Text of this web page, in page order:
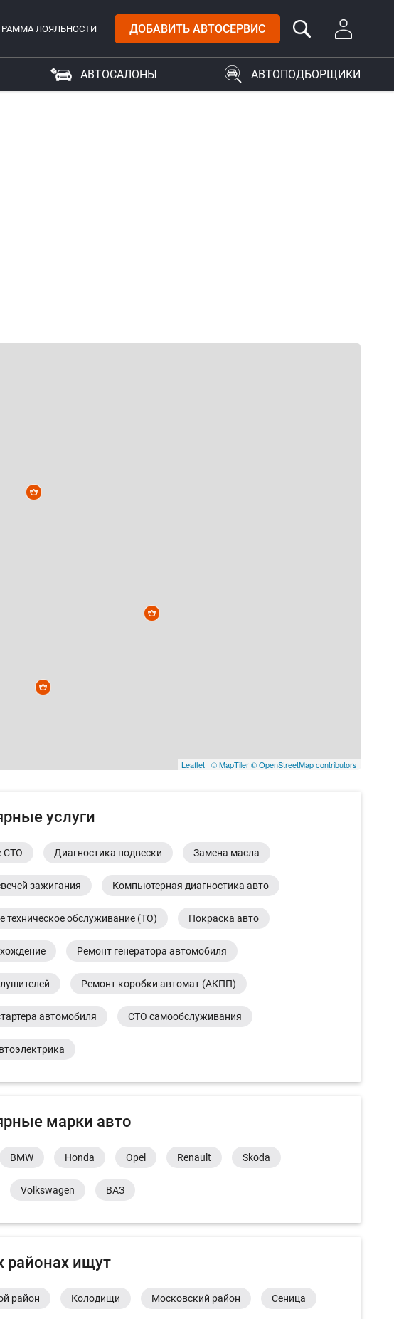
ЛОЯЛЬНОСТИ ДОБАВИТЬ АВТОСЕРВИС
АВТОСАЛОНЫ АВТОПОДБОРЩИКИ
Leaflet | © MapTiler© OpenStreetMap contributors
услуги
СТО Диагностика подвески Замена масла
зажигания Компьютерная диагностика авто
техническое обслуживание (ТО) Покраска авто
Ремонт генератора автомобиля
Ремонт коробки автомат (АКПП)
автомобиля СТО самообслуживания
марки авто
BMW Honda Opel Renault Skoda
Volkswagen ВАЗ
районах ищут
район Колодищи Московский район Сеница